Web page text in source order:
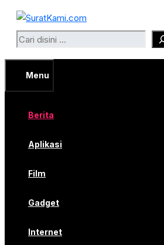
Langsung
Search
Menu
Berita
Aplikasi
Film
Gadget
Internet